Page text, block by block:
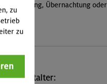
Verpflegung, Übernachtung oder
0976
Veranstalter:
zu
zu